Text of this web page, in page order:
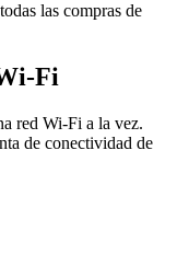
las compras de
Fi
red Wi-Fi a la vez.
de conectividad de